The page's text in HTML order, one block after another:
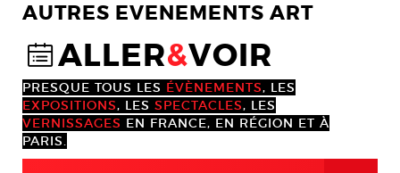
AUTRES EVENEMENTS ART
@ALLER&VOIR
PRESQUE TOUS LES ÉVÈNEMENTS, LES
EXPOSITIONS, LES SPECTACLES, LES
VERNISSAGES EN FRANCE, EN RÉGION ET À
PARIS.